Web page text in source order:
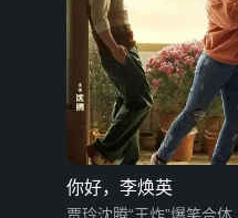
你好，李焕英